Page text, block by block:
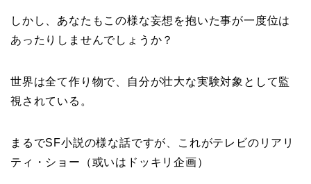
しかし、あなたもこの様な妄想を抱いた事が一度位は
あったりしませんでしょうか？
世界は全て作り物で、自分が壮大な実験対象として監
視されている。
まるでSF小説の様な話ですが、これがテレビのリアリ
ティ・ショー（或いはドッキリ企画）